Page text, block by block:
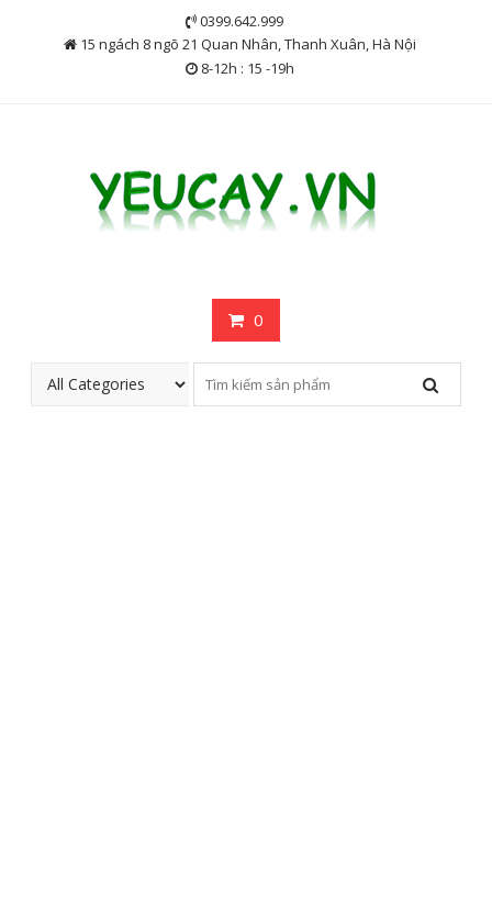
0399.642.999
15 ngách 8 ngõ 21 Quan Nhân, Thanh Xuân, Hà Nội
8-12h : 15 -19h
0